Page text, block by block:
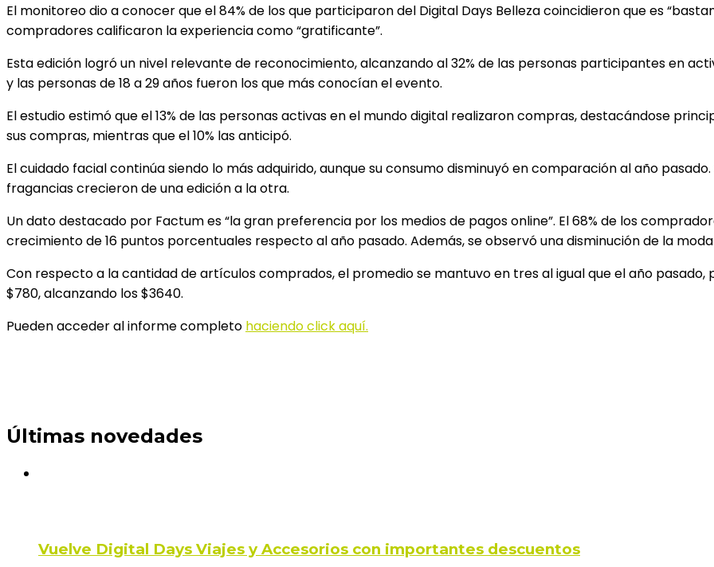
El monitoreo dio a conocer que el 84% de los que participaron del Digital Days Belleza coincidieron que es
compradores calificaron la experiencia como “gratificante”.
Esta edición logró un nivel relevante de reconocimiento, alcanzando al 32% de las personas participantes en
y las personas de 18 a 29 años fueron los que más conocían el evento.
El estudio estimó que el 13% de las personas activas en el mundo digital realizaron compras, destacándose
sus compras, mientras que el 10% las anticipó.
El cuidado facial continúa siendo lo más adquirido, aunque su consumo disminuyó en comparación al año
fragancias crecieron de una edición a la otra.
Un dato destacado por Factum es “la gran preferencia por los medios de pagos online”. El 68% de los
crecimiento de 16 puntos porcentuales respecto al año pasado. Además, se observó una disminución de la
Con respecto a la cantidad de artículos comprados, el promedio se mantuvo en tres al igual que el año
$780, alcanzando los $3640.
Pueden acceder al informe completo haciendo click aquí.
Últimas novedades
Vuelve Digital Days Viajes y Accesorios con importantes descuentos